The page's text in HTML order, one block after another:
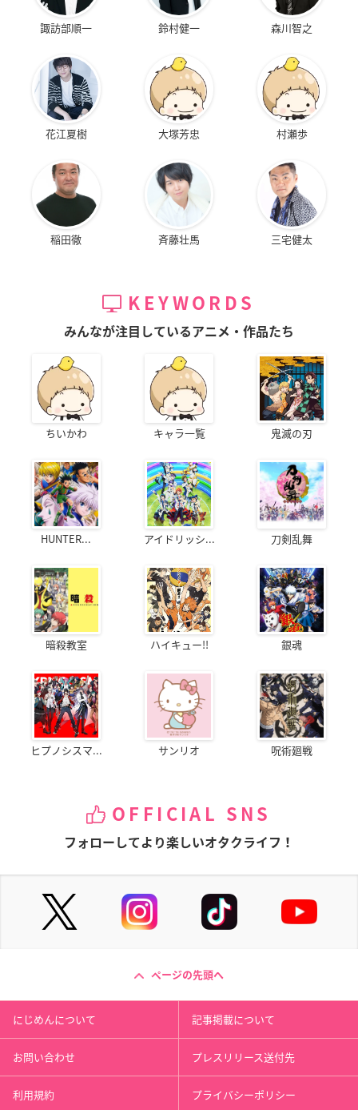
諏訪部順一 鈴村健一 森川智之
花江夏樹 大塚芳忠 村瀬歩
稲田徹 斉藤壮馬 三宅健太
KEYWORDS
みんなが注目しているアニメ・作品たち
ちいかわ キャラ一覧 鬼滅の刃
HUNTER... アイドリッシ... 刀剣乱舞
暗殺教室 ハイキュー!! 銀魂
ヒプノシスマ... サンリオ 呪術廻戦
OFFICIAL SNS
フォローしてより楽しいオタクライフ！
ページの先頭へ
にじめんについて 記事掲載について
お問い合わせ プレスリリース送付先
利用規約 プライバシーポリシー